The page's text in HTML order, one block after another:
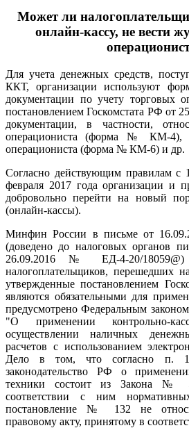
Может ли
онлайн-кассу, не вести
Для учета денежных средств,
ККТ, организации используют
документации по учету торговых
постановлением Госкомстата РФ от
документации, в частности,
операциониста (форма № КМ-4),
операциониста (форма № КМ-6) и др.
Согласно действующим правилам с
февраля 2017 года организации и
добровольно перейти на новый
(онлайн-кассы).
Минфин России в письме от
(доведено до налоговых органов
26.09.2016 № ЕД-4-20/18059@)
налогоплательщиков, перешедших
утвержденные постановлением
являются обязательными для
предусмотрено Федеральным
"О применении контрольно-
осуществлении наличных
расчетов с использованием
Дело в том, что согласно п.
законодательство РФ о
техники состоит из Закона
соответствии с ним
постановление № 132 не
правовому акту, принятому в